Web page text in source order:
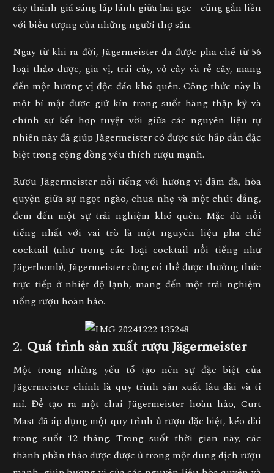
cây thánh giá sáng lấp lánh giữa hai gạc - cũng gắn liền
với biểu tượng của những người thợ săn.
Ngay từ khi ra đời, Jägermeister đã được pha chế từ 56
loại thảo dược, gia vị, trái cây, vỏ cây và rễ cây, mang
đến một hương vị độc đáo khó quên. Công thức này là
một bí mật được giữ kín trong suốt hàng thập kỷ và
chính sự kết hợp tuyệt vời giữa các nguyên liệu tự
nhiên này đã giúp Jägermeister có được sức hấp dẫn đặc
biệt trong cộng đồng yêu thích rượu mạnh.
Rượu Jägermeister nổi tiếng với hương vị đậm đà, hòa
quyện giữa sự ngọt ngào, chua nhẹ và một chút đắng,
đem đến một sự trải nghiệm khó quên. Mặc dù nổi
tiếng nhất với vai trò là một nguyên liệu pha chế
cocktail (như trong các loại cocktail nổi tiếng như
Jägerbomb), Jägermeister cũng có thể được thưởng thức
trực tiếp ở nhiệt độ lạnh, mang đến một trải nghiệm
uống rượu hoàn hảo.
2. Quá trình sản xuất rượu Jägermeister
Một trong những yếu tố tạo nên sự đặc biệt của
Jägermeister chính là quy trình sản xuất lâu dài và tỉ
mỉ. Để tạo ra một chai Jägermeister hoàn hảo, Curt
Mast đã áp dụng một quy trình ủ rượu đặc biệt, kéo dài
trong suốt 12 tháng. Trong suốt thời gian này, các
thành phần thảo dược được ủ trong một dung dịch rượu